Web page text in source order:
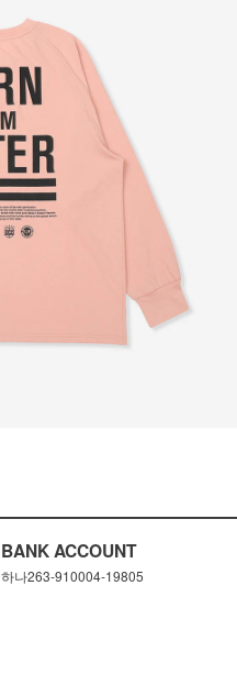
BANK ACCOUNT
하나263-910004-19805